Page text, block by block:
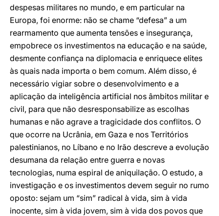
despesas militares no mundo, e em particular na
Europa, foi enorme: não se chame “defesa” a um
rearmamento que aumenta tensões e insegurança,
empobrece os investimentos na educação e na saúde,
desmente confiança na diplomacia e enriquece elites
às quais nada importa o bem comum. Além disso, é
necessário vigiar sobre o desenvolvimento e a
aplicação da inteligência artificial nos âmbitos militar e
civil, para que não desresponsabilize as escolhas
humanas e não agrave a tragicidade dos conflitos. O
que ocorre na Ucrânia, em Gaza e nos Territórios
palestinianos, no Líbano e no Irão descreve a evolução
desumana da relação entre guerra e novas
tecnologias, numa espiral de aniquilação. O estudo, a
investigação e os investimentos devem seguir no rumo
oposto: sejam um “sim” radical à vida, sim à vida
inocente, sim à vida jovem, sim à vida dos povos que